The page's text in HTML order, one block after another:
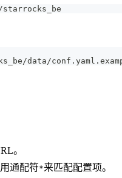
data/
。
通配符*来匹配配置项。